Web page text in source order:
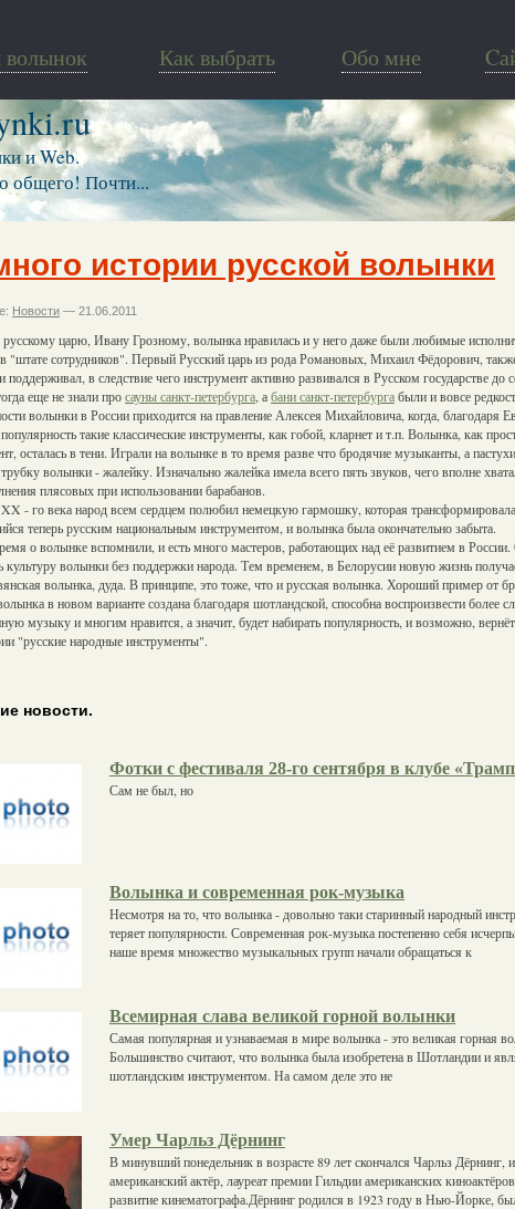
Как выбрать Обо мне
и Web.
общего! Почти...
истории русской волынки
Новости — 21.06.2011
царю, Ивану Грозному, волынка нравилась и у него даже были любимые
"штате сотрудников". Первый Русский царь из рода Романовых, Михаил Фёдорович,
поддерживал, в следствие чего инструмент активно развивался в Русском государстве
еще не знали просауны санкт-петербурга , абани санкт-петербургабыли и вовсе
волынки в России приходится на правление Алексея Михайловича, когда, благодаря
такие классические инструменты, как гобой, кларнет и т.п. Волынка, как
осталась в тени. Играли на волынке в то время разве что бродячие музыканты, а
волынки - жалейку. Изначально жалейка имела всего пять звуков, чего вполне
плясовых при использовании барабанов.
- го века народ всем сердцем полюбил немецкую гармошку, которая
теперь русским национальным инструментом, и волынка была окончательно забыта.
о волынке вспомнили, и есть много мастеров, работающих над её развитием в России.
культуру волынки без поддержки народа. Тем временем, в Белорусии новую жизнь
волынка, дуда. В принципе, это тоже, что и русская волынка. Хороший пример от
в новом варианте создана благодаря шотландской, способна воспроизвести более
музыку и многим нравится, а значит, будет набирать популярность, и возможно,
"русские народные инструменты".
новости.
Фотки с фестиваля 28-го сентября в клубе
Сам не был, но
Волынка и современная рок-музыка
Несмотря на то, что волынка - довольно таки старинный народный
теряет популярности. Современная рок-музыка постепенно себя
наше время множество музыкальных групп начали обращаться к
Всемирная слава великой горной волынки
Самая популярная и узнаваемая в мире волынка - это великая горная
Большинство считают, что волынка была изобретена в Шотландии и
шотландским инструментом. На самом деле это не
Умер Чарльз Дёрнинг
В минувший понедельник в возрасте 89 лет скончался Чарльз Дёрнинг,
американский актёр, лауреат премии Гильдии американских
развитие кинематографа.Дёрнинг родился в 1923 году в Нью-Йорке,